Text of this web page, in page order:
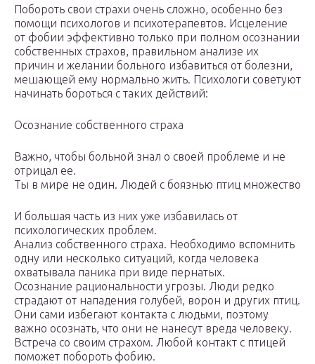
Побороть свои страхи очень сложно, особенно без
помощи психологов и психотерапевтов. Исцеление
от фобии эффективно только при полном осознании
собственных страхов, правильном анализе их
причин и желании больного избавиться от болезни,
мешающей ему нормально жить. Психологи советуют
начинать бороться с таких действий:
Осознание собственного страха
Важно, чтобы больной знал о своей проблеме и не
отрицал ее.
Ты в мире не один. Людей с боязнью птиц множество
И большая часть из них уже избавилась от
психологических проблем.
Анализ собственного страха. Необходимо вспомнить
одну или несколько ситуаций, когда человека
охватывала паника при виде пернатых.
Осознание рациональности угрозы. Люди редко
страдают от нападения голубей, ворон и других птиц.
Они сами избегают контакта с людьми, поэтому
важно осознать, что они не нанесут вреда человеку.
Встреча со своим страхом. Любой контакт с птицей
поможет побороть фобию.